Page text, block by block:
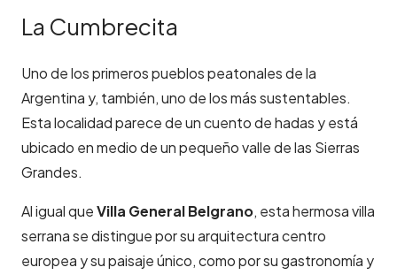
La Cumbrecita
Uno de los primeros pueblos peatonales de la
Argentina y, también, uno de los más sustentables.
Esta localidad parece de un cuento de hadas y está
ubicado en medio de un pequeño valle de las Sierras
Grandes.
Al igual queVilla General Belgrano, esta hermosa villa
serrana se distingue por su arquitectura centro
europea y su paisaje único, como por su gastronomía y